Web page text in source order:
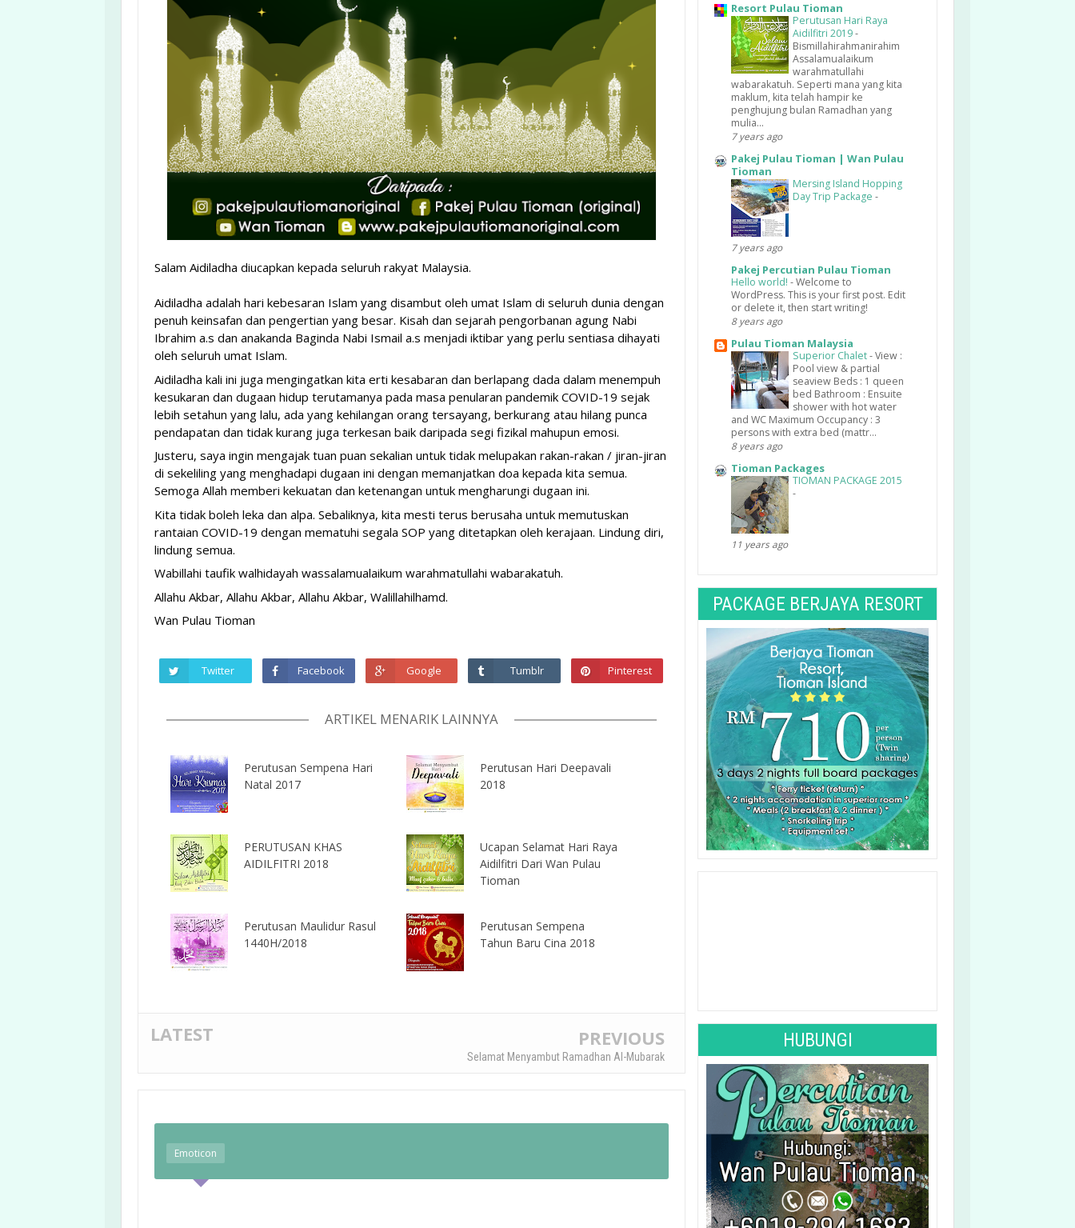
Salam Aidiladha diucapkan kepada seluruh rakyat Malaysia.
Aidiladha adalah hari kebesaran Islam yang disambut oleh umat Islam di seluruh dunia dengan
penuh keinsafan dan pengertian yang besar. Kisah dan sejarah pengorbanan agung Nabi
Ibrahim a.s dan anakanda Baginda Nabi Ismail a.s menjadi iktibar yang perlu sentiasa dihayati
oleh seluruh umat Islam.
Aidiladha kali ini juga mengingatkan kita erti kesabaran dan berlapang dada dalam menempuh
kesukaran dan dugaan hidup terutamanya pada masa penularan pandemik COVID-19 sejak
lebih setahun yang lalu, ada yang kehilangan orang tersayang, berkurang atau hilang punca
pendapatan dan tidak kurang juga terkesan baik daripada segi fizikal mahupun emosi.
Justeru, saya ingin mengajak tuan puan sekalian untuk tidak melupakan rakan-rakan / jiran-jiran
di sekeliling yang menghadapi dugaan ini dengan memanjatkan doa kepada kita semua.
Semoga Allah memberi kekuatan dan ketenangan untuk mengharungi dugaan ini.
Kita tidak boleh leka dan alpa. Sebaliknya, kita mesti terus berusaha untuk memutuskan
rantaian COVID-19 dengan mematuhi segala SOP yang ditetapkan oleh kerajaan. Lindung diri,
lindung semua.
Wabillahi taufik walhidayah wassalamualaikum warahmatullahi wabarakatuh.
Allahu Akbar, Allahu Akbar, Allahu Akbar, Walillahilhamd.
Wan Pulau Tioman
Twitter Facebook Google Tumblr Pinterest
ARTIKEL MENARIK LAINNYA
Perutusan Sempena Hari
Natal 2017
Perutusan Hari Deepavali
2018
PERUTUSAN KHAS
AIDILFITRI 2018
Ucapan Selamat Hari Raya
Aidilfitri Dari Wan Pulau
Tioman
Perutusan Maulidur Rasul
1440H/2018
Perutusan Sempena
Tahun Baru Cina 2018
LATEST PREVIOUS
Selamat Menyambut Ramadhan Al-Mubarak
Emoticon
Resort Pulau Tioman
Perutusan Hari Raya
Aidilfitri 2019-
Bismillahirahmanirahim
Assalamualaikum
warahmatullahi
wabarakatuh. Seperti mana yang kita
maklum, kita telah hampir ke
penghujung bulan Ramadhan yang
mulia...
7 years ago
Pakej Pulau Tioman | Wan Pulau
Tioman
Mersing Island Hopping
Day Trip Package -
7 years ago
Pakej Percutian Pulau Tioman
Hello world! -Welcome to
WordPress. This is your first post. Edit
or delete it, then start writing!
8 years ago
Pulau Tioman Malaysia
Superior Chalet-View :
Pool view & partial
seaview Beds : 1 queen
bed Bathroom : Ensuite
shower with hot water
and WC Maximum Occupancy : 3
persons with extra bed (mattr...
8 years ago
Tioman Packages
TIOMAN PACKAGE 2015
-
11 years ago
PACKAGE BERJAYA RESORT
HUBUNGI